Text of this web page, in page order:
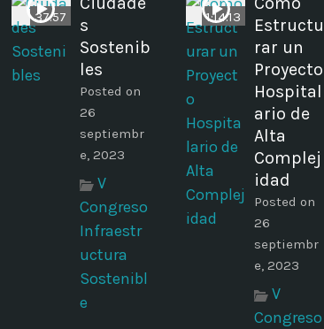
37:57
s
Sostenib
les
Posted on
26
septiembr
e, 2023
V
Congreso
Infraestr
uctura
Sostenibl
e
1:14:13
Estructu
rar un
Proyecto
Hospital
ario de
Alta
Complej
idad
Posted on
26
septiembr
e, 2023
V
Congreso